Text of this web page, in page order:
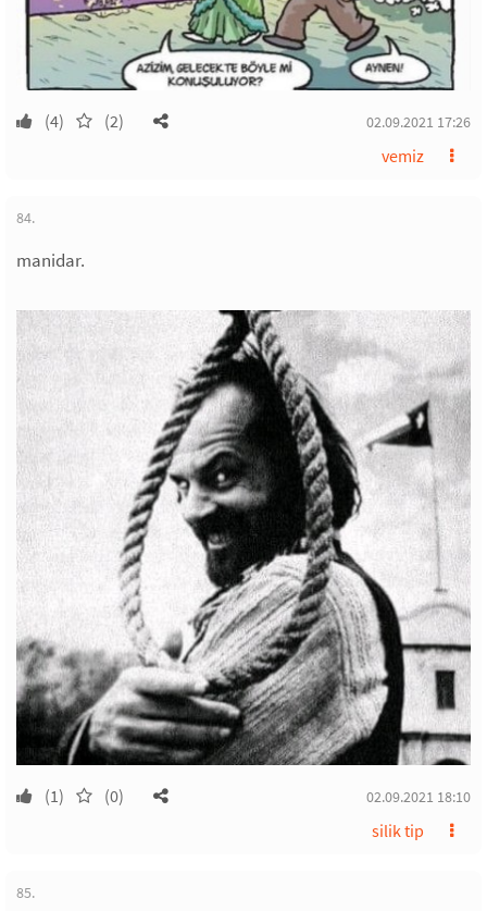
(4) (2) 02.09.2021 17:26
vemiz
84.
manidar.
(1) (0) 02.09.2021 18:10
silik tip
85.